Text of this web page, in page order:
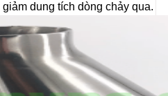
dung tích dòng chảy qua.